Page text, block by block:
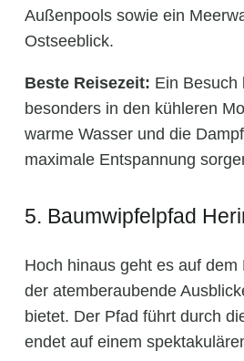
Außenpools sowie ein
Ostseeblick.
Beste Reisezeit: Ein Besuch
besonders in den kühleren
warme Wasser und die
maximale Entspannung
5. Baumwipfelpfad
Hoch hinaus geht es auf dem
der atemberaubende
bietet. Der Pfad führt durch
endet auf einem